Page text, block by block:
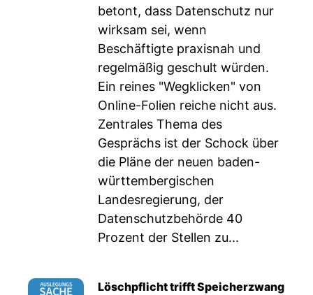
betont, dass Datenschutz nur
wirksam sei, wenn
Beschäftigte praxisnah und
regelmäßig geschult würden.
Ein reines "Wegklicken" von
Online-Folien reiche nicht aus.
Zentrales Thema des
Gesprächs ist der Schock über
die Pläne der neuen baden-
württembergischen
Landesregierung, der
Datenschutzbehörde 40
Prozent der Stellen zu...
Löschpflicht trifft Speicherzwang